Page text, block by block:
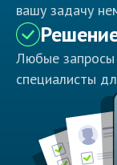
вашу задачу
Любые
специалисты